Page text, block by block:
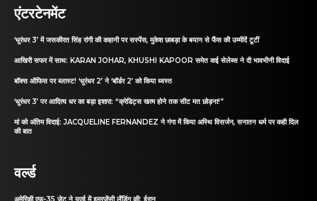
एंटरटेनमेंट
‘धुरंधर 3’ में जसकीरत सिंह रांगी की कहानी पर सस्पेंस, मुकेश छाबड़ा के बयान से फैंस की उम्मीदें टूटीं
आखिरी सफर में साथ: KARAN JOHAR, KHUSHI KAPOOR समेत कई सेलेब्स ने दी भावभीनी विदाई
बॉक्स ऑफिस पर ब्लास्ट! ‘धुरंधर 2’ ने ‘बॉर्डर 2’ को किया ध्वस्त
‘धुरंधर 3’ पर आदित्य धर का बड़ा इशारा: “क्रेडिट्स खत्म होने तक सीट मत छोड़ना!”
मां को अंतिम विदाई: JACQUELINE FERNANDEZ ने गंगा में किया अस्थि विसर्जन, सनातन धर्म पर कही दिल
की बात
वर्ल्ड
अमेरिकी एफ-35 जेट ने यूएई में इमरजेंसी लैंडिंग की: ईरान